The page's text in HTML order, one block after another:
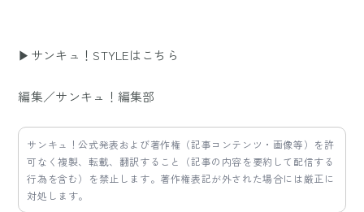
▶サンキュ！STYLEはこちら
編集／サンキュ！編集部
サンキュ！公式発表および著作権（記事コンテンツ・画像等）を許
可なく複製、転載、翻訳すること（記事の内容を要約して配信する
行為を含む）を禁止します。著作権表記が外された場合には厳正に
対処します。